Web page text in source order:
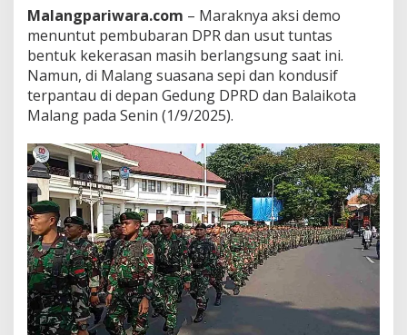
P
I
R
A
S
I
B
A
L
A
I
K
O
T
A
M
A
L
A
Malangpariwara.com – Maraknya aksi demo
menuntut pembubaran DPR dan usut tuntas
bentuk kekerasan masih berlangsung saat ini.
Namun, di Malang suasana sepi dan kondusif
terpantau di depan Gedung DPRD dan Balaikota
Malang pada Senin (1/9/2025).